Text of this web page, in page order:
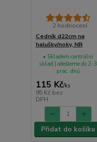
2 hodnocení
Cedník d22cm na
halušky/noky, NR
115 Kč/ks
95 Kč bez
DPH
• Skladem centrální
sklad | odešleme do 2-3
prac. dnů
Přidat do košíku